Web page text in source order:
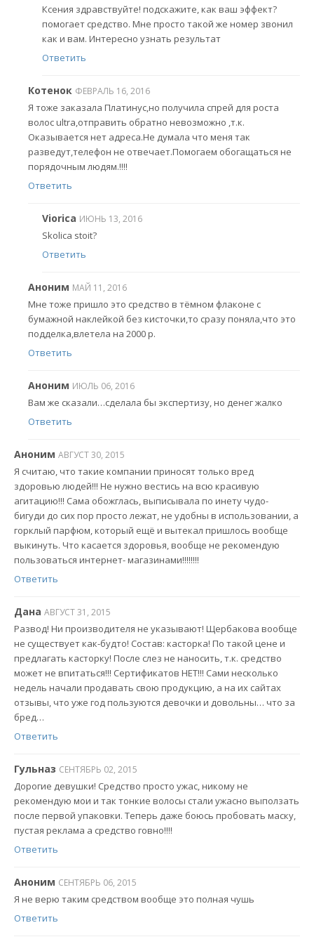
Ксения здравствуйте! подскажите, как ваш эффект?
помогает средство. Мне просто такой же номер звонил
как и вам. Интересно узнать результат
Ответить
Котенок ФЕВРАЛЬ 16, 2016
Я тоже заказала Платинус,но получила спрей для роста
волос ultra,отправить обратно невозможно ,т.к.
Оказывается нет адреса.Не думала что меня так
разведут,телефон не отвечает.Помогаем обогащаться не
порядочным людям.!!!!
Ответить
Viorica ИЮНЬ 13, 2016
Skolica stoit?
Ответить
Аноним МАЙ 11, 2016
Мне тоже пришло это средство в тёмном флаконе с
бумажной наклейкой без кисточки,то сразу поняла,что это
подделка,влетела на 2000 р.
Ответить
Аноним ИЮЛЬ 06, 2016
Вам же сказали…сделала бы экспертизу, но денег жалко
Ответить
Аноним АВГУСТ 30, 2015
Я считаю, что такие компании приносят только вред
здоровью людей!!! Не нужно вестись на всю красивую
агитацию!!! Сама обожглась, выписывала по инету чудо-
бигуди до сих пор просто лежат, не удобны в использовании, а
горклый парфюм, который ещё и вытекал пришлось вообще
выкинуть. Что касается здоровья, вообще не рекомендую
пользоваться интернет- магазинами!!!!!!!!
Ответить
Дана АВГУСТ 31, 2015
Развод! Ни производителя не указывают! Щербакова вообще
не существует как-будто! Состав: касторка! По такой цене и
предлагать касторку! После слез не наносить, т.к. средство
может не впитаться!!! Сертификатов НЕТ!!! Сами несколько
недель начали продавать свою продукцию, а на их сайтах
отзывы, что уже год пользуются девочки и довольны… что за
бред…
Ответить
Гульназ СЕНТЯБРЬ 02, 2015
Дорогие девушки! Средство просто ужас, никому не
рекомендую мои и так тонкие волосы стали ужасно выползать
после первой упаковки. Теперь даже боюсь пробовать маску,
пустая реклама а средство говно!!!!
Ответить
Аноним СЕНТЯБРЬ 06, 2015
Я не верю таким средством вообще это полная чушь
Ответить